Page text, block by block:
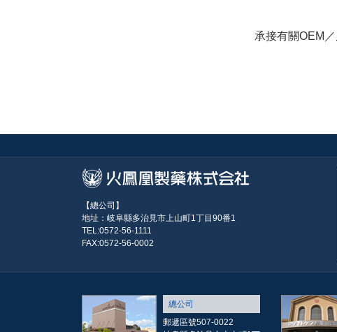
承接有關OEM
【總公司】
地址：岐阜縣多治見市上山町1丁目90番1
TEL:0572-56-1111
FAX:0572-56-0002
總公司
郵遞區號507-0022